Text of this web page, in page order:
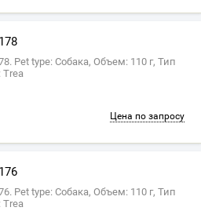
Pet type: Собака, Объем: 110 г, Тип
Trea
Цена по запросу
Pet type: Собака, Объем: 110 г, Тип
Trea